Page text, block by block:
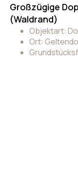
Großzügige
(Waldrand)
Objektart:
Ort: